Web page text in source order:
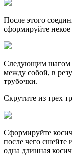
После этого
сформируйте
Следующим шагом
между собой, в
трубочки.
Скрутите из трех
Сформируйте
после чего сшейте
одна длинная